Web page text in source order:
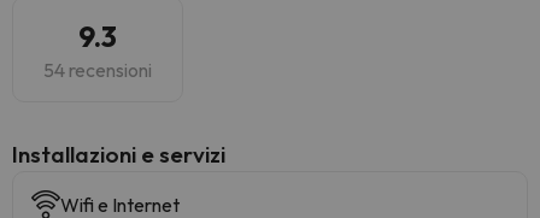
9.3
54 recensioni
Installazioni e servizi
Wifi e Internet